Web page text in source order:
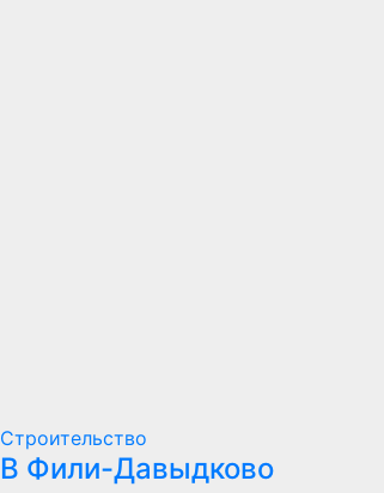
Строительство
В Фили-Давыдково